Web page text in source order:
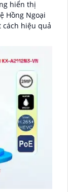
Hồng Ngoại
cách hiệu quả